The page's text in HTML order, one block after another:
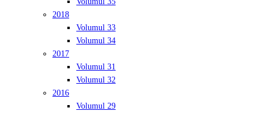
2018
Volumul 33
Volumul 34
2017
Volumul 31
Volumul 32
2016
Volumul 29